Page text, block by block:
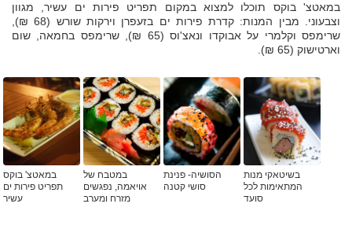
במאטצ' בוקס תוכלו למצוא במקום תפריט פירות ים עשיר, מגוון
וצבעוני. מבין המנות: קדרת פירות ים בזעפרן וירקות שורש (68 ₪),
שרימפס וקלמרי על אבוקדו ונאצ'וס (65 ₪), שרימפס בחמאה, שום
וארטישוק (65 ₪).
בשיטאקי מנות
המתאימות לכל
סועד
הסושיה- פנינת
סושי קטנה
במטבח של
אויאמה, נפגשים
מזרח ומערב
במאטצ' בוקס
תפריט פירות ים
עשיר